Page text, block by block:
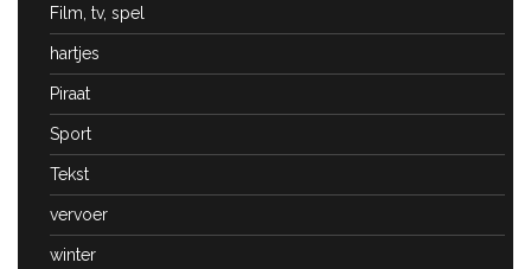
Film, tv, spel
hartjes
Piraat
Sport
Tekst
vervoer
winter